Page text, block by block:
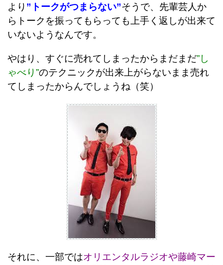
より ”トークがつまらない”そうで、 先輩芸人か
らトークを振ってもらっても上手く返しが出来て
いないようなんです。
やはり、すぐに売れてしまったからまだまだ”し
ゃべり”のテクニックが出来上がらないまま売れ
てしまったからんでしょうね（笑）
それに、一部ではオリエンタルラジオや藤崎マー